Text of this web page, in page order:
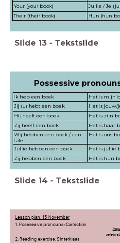
Your (your book)
Jullie / Je
Their (their book)
Hun (hun
Slide 13 - Tekstslide
Possessive
Ik heb een boek
Het is mijn
Jij (u) hebt een boek
Het is jouw/
Hij heeft een boek
Het is zijn
Zij heeft een boek
Het is haar
Wij hebben een boek / een
tafel
Het is ons
Jullie hebben een boek
Het is jullie
Zij hebben een boek
Het is hun
Slide 14 - Tekstslide
Lesson plan: 15 November
1. Possessive pronouns: Correction
2. Reading exercise: Sinterklaas